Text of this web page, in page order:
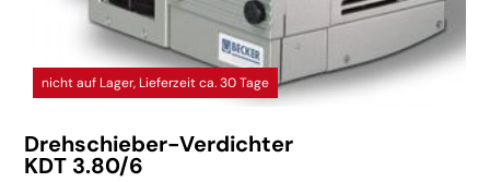
nicht auf Lager, Lieferzeit ca. 30 Tage
Drehschieber-Verdichter
KDT 3.80/6